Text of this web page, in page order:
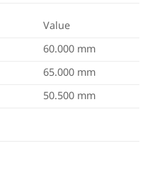
Value
60.000 mm
65.000 mm
50.500 mm